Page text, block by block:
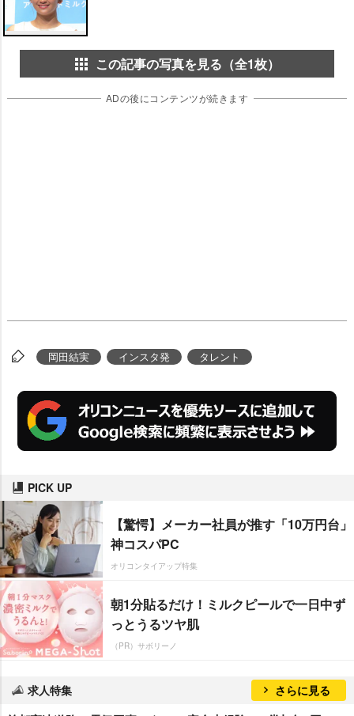
この記事の写真を見る（全1枚）
ADの後にコンテンツが続きます
岡田結実 インスタ発 タレント
PICK UP
【驚愕】メーカー社員が推す「10万円台」
神コスパPC
オリコンタイアップ特集
朝1分貼るだけ！ミルクピールで一日中ず
っとうるツヤ肌
（PR）サボリーノ
求人特集 さらに見る